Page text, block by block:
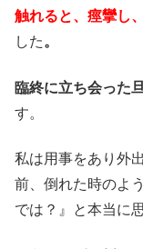
触れると、痙攣し
した。
臨終に立ち会った
す。
私は用事をあり外
前、倒れた時のよ
では？』と本当に